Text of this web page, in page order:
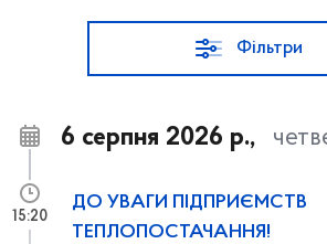
Фільтри
6 серпня 2026 р.,
ДО УВАГИ ПІДПРИЄМСТВ
ТЕПЛОПОСТАЧАННЯ!
15:20